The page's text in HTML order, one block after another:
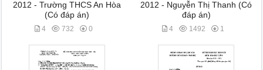
2012 - Trường THCS An Hòa
(Có đáp án)
4 732 0
2012 - Nguyễn Thị Thanh (Có
đáp án)
4 1492 1